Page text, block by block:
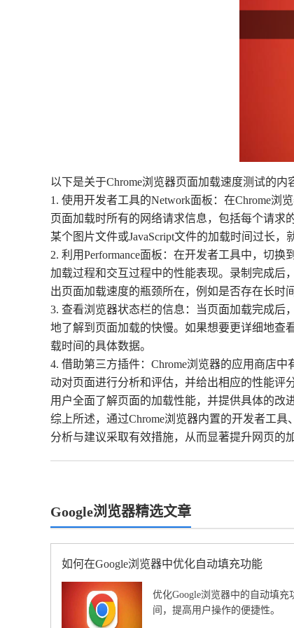
以下是关于Chrome浏览器页面加载速度测试的内
1. 使用开发者工具的Network面板：在Chrome浏
页面加载时所有的网络请求信息，包括每个请求
某个图片文件或JavaScript文件的加载时间过长，
2. 利用Performance面板：在开发者工具中，切
加载过程和交互过程中的性能表现。录制完成后
出页面加载速度的瓶颈所在，例如是否存在长时
3. 查看浏览器状态栏的信息：当页面加载完成后
地了解到页面加载的快慢。如果想要更详细地查
载时间的具体数据。
4. 借助第三方插件：Chrome浏览器的应用商店
动对页面进行分析和评估，并给出相应的性能评
用户全面了解页面的加载性能，并提供具体的改
综上所述，通过Chrome浏览器内置的开发者工
分析与建议采取有效措施，从而显著提升网页的
Google浏览器精选文章
如何在Google浏览器中优化自动填充功能
优化Google浏览器中的自动填
间，提高用户操作的便捷性。